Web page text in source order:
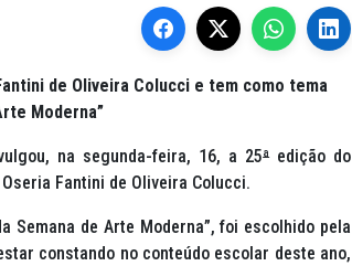
de Oliveira Colucci e tem como tema
Moderna”
na segunda-feira, 16, a 25ªedição do
Fantini de Oliveira Colucci.
Semana de Arte Moderna”, foi escolhido pela
constando no conteúdo escolar deste ano,